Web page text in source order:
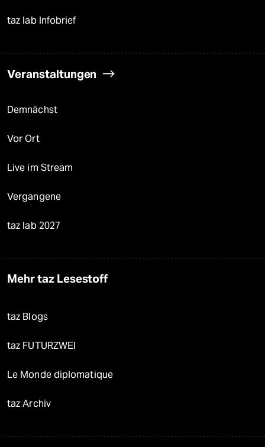
taz lab Infobrief
Veranstaltungen
Demnächst
Vor Ort
Live im Stream
Vergangene
taz lab 2027
Mehr taz Lesestoff
taz Blogs
taz FUTURZWEI
Le Monde diplomatique
taz Archiv